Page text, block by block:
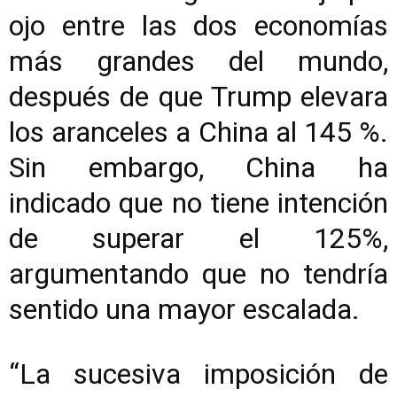
ojo entre las dos economías
más grandes del mundo,
después de que Trump elevara
los aranceles a China al 145 %.
Sin embargo, China ha
indicado que no tiene intención
de superar el 125%,
argumentando que no tendría
sentido una mayor escalada.
“La sucesiva imposición de